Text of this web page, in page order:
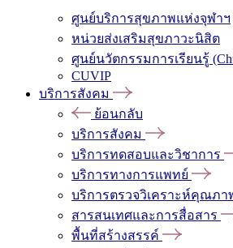
ศูนย์บริการสุขภาพแห่งจุฬาฯ
หน่วยส่งเสริมสุขภาวะนิสิต
ศูนย์นวัตกรรมการเรียนรู้
CUVIP
บริการสังคม
ย้อนกลับ
บริการสังคม
บริการทดสอบและวิชาการ
บริการทางการแพทย์
บริการตรวจวิเคราะห์คุณภา
สารสนเทศและการสื่อสาร
พื้นที่สร้างสรรค์